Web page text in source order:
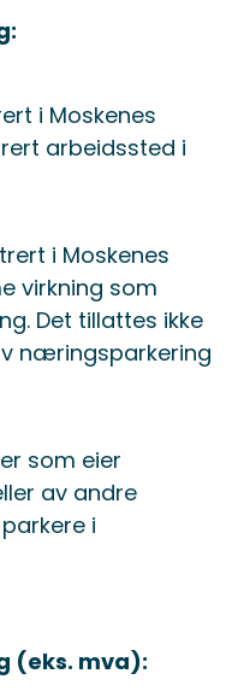
i Moskenes
arbeidssted i
i Moskenes
virkning som
Det tillattes ikke
næringsparkering
som eier
av andre
i
(eks. mva):